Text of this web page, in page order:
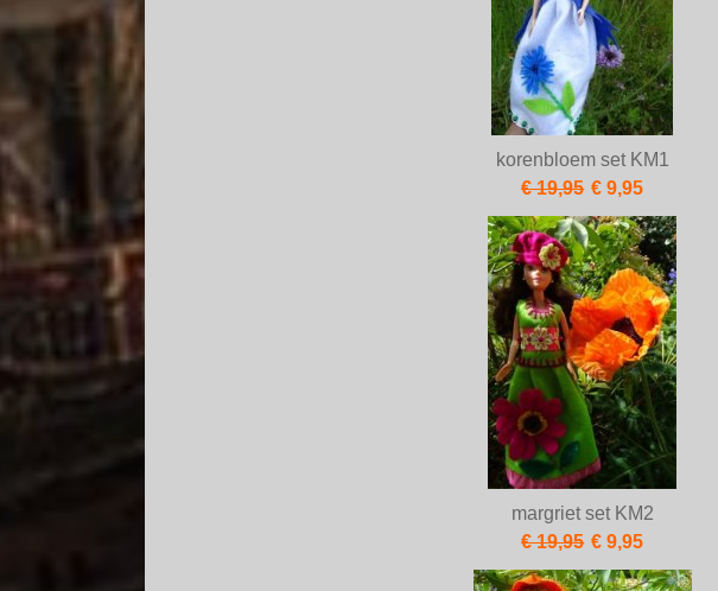
korenbloem set KM1
€ 19,95 € 9,95
margriet set KM2
€ 19,95 € 9,95